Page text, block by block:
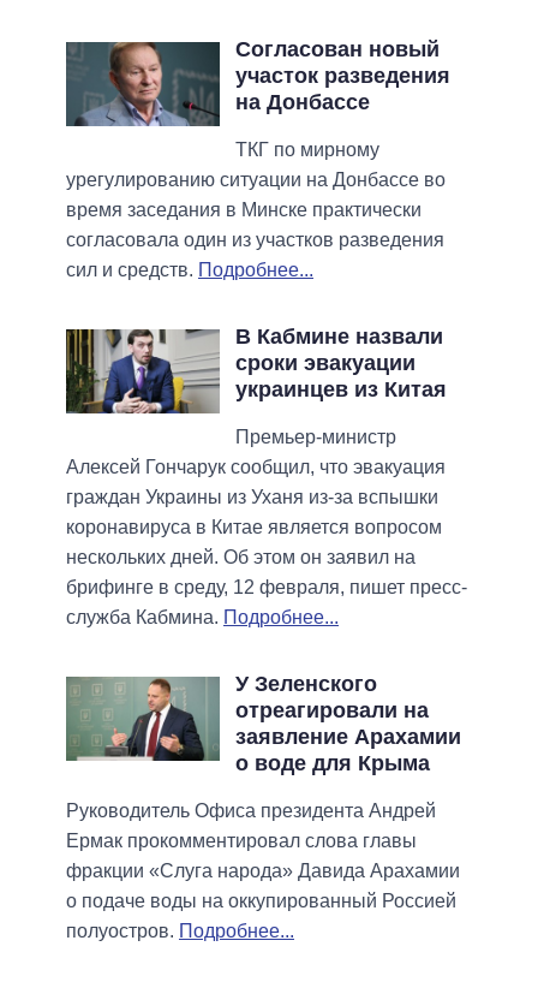
Согласован новый
участок разведения
на Донбассе
ТКГ по мирному
урегулированию ситуации на Донбассе во
время заседания в Минске практически
согласовала один из участков разведения
сил и средств. Подробнее...
В Кабмине назвали
сроки эвакуации
украинцев из Китая
Премьер-министр
Алексей Гончарук сообщил, что эвакуация
граждан Украины из Уханя из-за вспышки
коронавируса в Китае является вопросом
нескольких дней. Об этом он заявил на
брифинге в среду, 12 февраля, пишет пресс-
служба Кабмина. Подробнее...
У Зеленского
отреагировали на
заявление Арахамии
о воде для Крыма
Руководитель Офиса президента Андрей
Ермак прокомментировал слова главы
фракции «Слуга народа» Давида Арахамии
о подаче воды на оккупированный Россией
полуостров. Подробнее...